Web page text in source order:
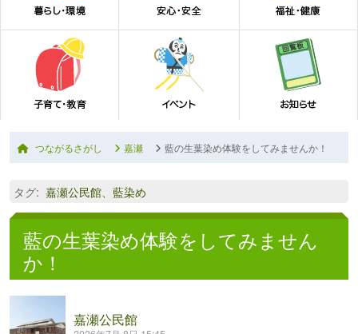
つながるさがし 嘉瀬 藍の生葉染め体験をしてみませんか！
タグ: 嘉瀬公民館、藍染め
藍の生葉染め体験をしてみません
か！
嘉瀬公民館